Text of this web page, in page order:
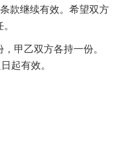
款继续有效。希望双方
甲乙双方各持一份。
起有效。